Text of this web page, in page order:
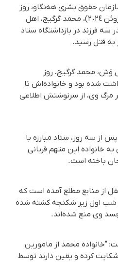
حقوق بشری هه‌نگاو، روز
جمعه ٢٥ خردادماه ١٤٠٣ (١٤ ژوئن ٢٠٢٤)، محمد گرگیج، اهل
۳۱ ساله و پدر سه فرزند در بازداشتگاه ستاد
به قتل رسید.
محمد گرگیچ، روز
شده بود و خانواده‌اش تا
وی، از سرنوشتش اطلاعی
از سه روز، ستاد مبارزه با
خانواده این متهم قربانی
باخته است.
از منابع مطلع آمده است که
شب اول زیر شکنجه کشته شده
وی منع شده‌اند.
"خانواده محمد از مامورین
شکایت کرده و یقین دارند توسط